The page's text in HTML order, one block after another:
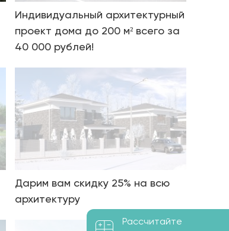
Индивидуальный архитектурный
проект дома до 200 м² всего за
40 000 рублей!
Дарим вам скидку 25% на всю
архитектуру
Рассчитайте